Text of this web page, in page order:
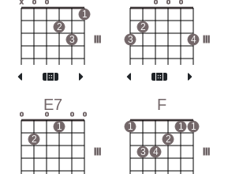
x o o
2
3
1
3
2
o o o
4
E7
o
2
o
1
o o
F
1
3 4
2
1 1